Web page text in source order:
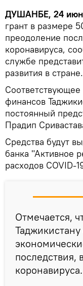
ДУШАНБЕ, 24
грант в размере
преодоление
коронавируса,
службе
развития в стране.
финансов
постоянный
Прадип
Средства будут
банка "Активное
расходов COVID-
Отмечается,
коронавируса.